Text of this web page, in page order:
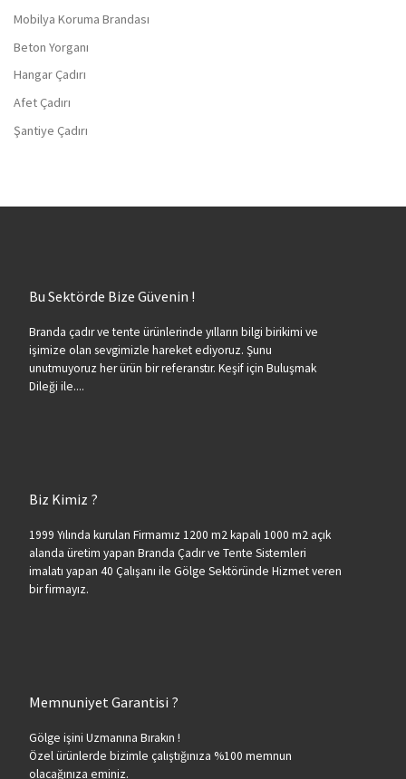
Mobilya Koruma Brandası
Beton Yorganı
Hangar Çadırı
Afet Çadırı
Şantiye Çadırı
Bu Sektörde Bize Güvenin !
Branda çadır ve tente ürünlerinde yılların bilgi birikimi ve
işimize olan sevgimizle hareket ediyoruz. Şunu
unutmuyoruz her ürün bir referanstır. Keşif için Buluşmak
Dileği ile....
Biz Kimiz ?
1999 Yılında kurulan Firmamız 1200 m2 kapalı 1000 m2 açık
alanda üretim yapan Branda Çadır ve Tente Sistemleri
imalatı yapan 40 Çalışanı ile Gölge Sektöründe Hizmet veren
bir firmayız.
Memnuniyet Garantisi ?
Gölge işini Uzmanına Bırakın !
Özel ürünlerde bizimle çalıştığınıza %100 memnun
olacağınıza eminiz.